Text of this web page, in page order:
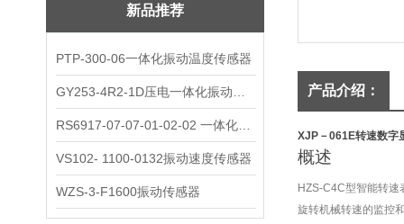
新品推荐
PTP-300-06一体化振动温度传感器
VS102- 1100-0132振动速度传感器
WZS-3-F1600振动传感器
产品介绍：
XJP－061E转速数字
概述
HZS-C4C型智能转速
旋转机械转速的监控